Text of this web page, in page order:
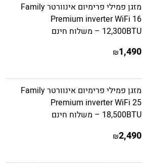
מזגן פמילי פרימיום אינוורטר Family
Premium inverter WiFi 16
12,300BTU – משלוח חינם
1,490
₪
מזגן פמילי פרימיום אינוורטר Family
Premium inverter WiFi 25
18,500BTU – משלוח חינם
2,490
₪